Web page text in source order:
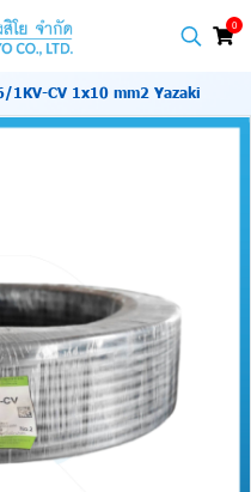
0
1KV-CV 1x10 mm2 Yazaki